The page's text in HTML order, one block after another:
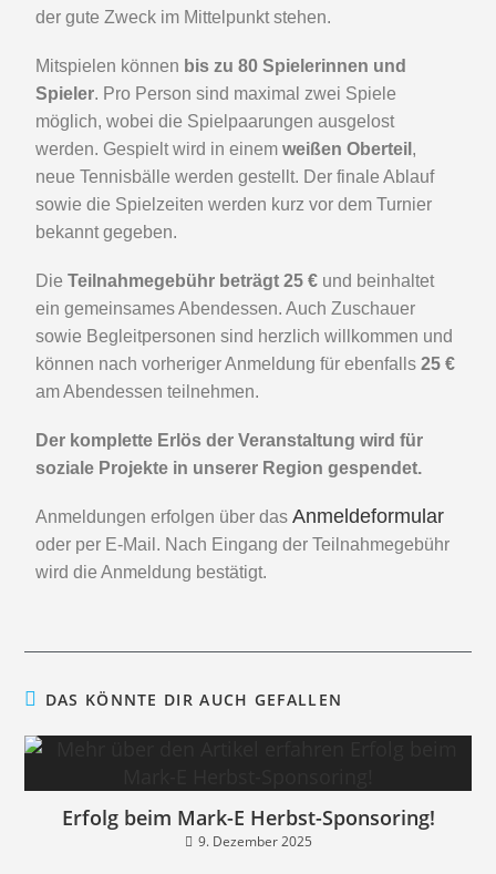
der gute Zweck im Mittelpunkt stehen.
Mitspielen können bis zu 80 Spielerinnen und
Spieler. Pro Person sind maximal zwei Spiele
möglich, wobei die Spielpaarungen ausgelost
werden. Gespielt wird in einemweißen Oberteil ,
neue Tennisbälle werden gestellt. Der finale Ablauf
sowie die Spielzeiten werden kurz vor dem Turnier
bekannt gegeben.
DieTeilnahmegebühr beträgt 25 € und beinhaltet
ein gemeinsames Abendessen. Auch Zuschauer
sowie Begleitpersonen sind herzlich willkommen und
können nach vorheriger Anmeldung für ebenfalls25 €
am Abendessen teilnehmen.
Der komplette Erlös der Veranstaltung wird für
soziale Projekte in unserer Region gespendet.
Anmeldungen erfolgen über dasAnmeldeformular
oder per E-Mail. Nach Eingang der Teilnahmegebühr
wird die Anmeldung bestätigt.
DAS KÖNNTE DIR AUCH GEFALLEN
Erfolg beim Mark-E Herbst-Sponsoring!
9. Dezember 2025